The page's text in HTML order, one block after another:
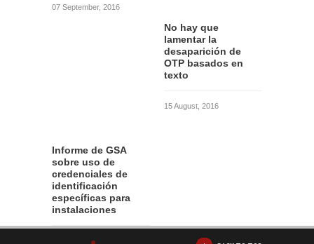
07 September, 2016
No hay que
lamentar la
desaparición de
OTP basados en
texto
15 August, 2016
Informe de GSA
sobre uso de
credenciales de
identificación
específicas para
instalaciones
12 August, 2016